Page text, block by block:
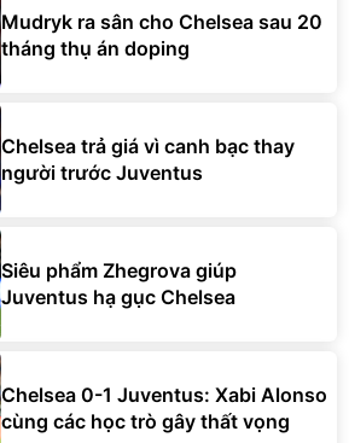
Mudryk ra sân cho Chelsea sau 20
tháng thụ án doping
Chelsea trả giá vì canh bạc thay
người trước Juventus
Siêu phẩm Zhegrova giúp
Juventus hạ gục Chelsea
Chelsea 0-1 Juventus: Xabi Alonso
cùng các học trò gây thất vọng